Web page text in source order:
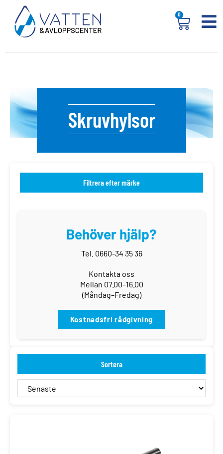
0
Skruvhylsor
Filtrera efter märke
Behöver hjälp?
Tel. 0660-34 35 36
Kontakta oss
Mellan 07.00–16.00
(Måndag–Fredag)
Kostnadsfri rådgivning
Sortera